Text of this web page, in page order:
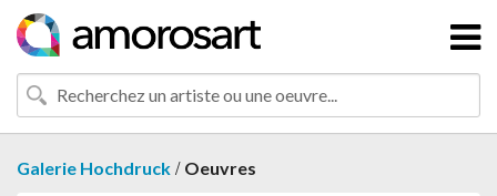
Galerie Hochdruck / Oeuvres